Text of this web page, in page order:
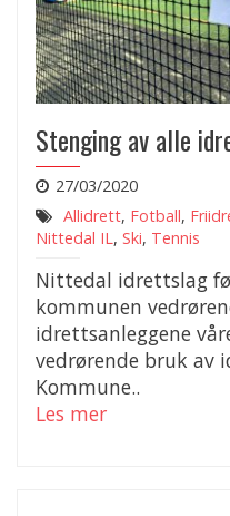
Stenging av alle
27/03/2020
Allidrett, Fotball,
Nittedal IL, Ski, Tennis
Nittedal idrettslag
kommunen
idrettsanleggene
vedrørende bruk av
Kommune..
Les mer